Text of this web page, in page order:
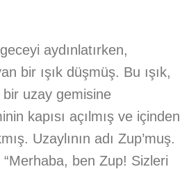
aydınlatırken,
bir ışık düşmüş. Bu ışık,
uzay gemisine
kapısı açılmış ve içinden
Uzaylının adı Zup’muş.
ben Zup! Sizleri